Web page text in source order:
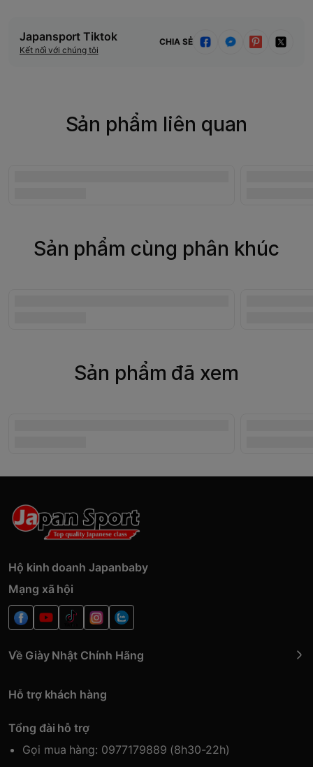
Japansport Tiktok
Kết nối với chúng tôi
CHIA SẺ
Sản phẩm liên quan
Sản phẩm cùng phân khúc
Sản phẩm đã xem
Hộ kinh doanh Japanbaby
Mạng xã hội
Về Giày Nhật Chính Hãng
Hỗ trợ khách hàng
Tổng đài hỗ trợ
Gọi mua hàng: 0977179889 (8h30-22h)